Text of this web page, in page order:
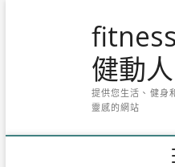
健動人
提供您生活、健身
靈感的網站